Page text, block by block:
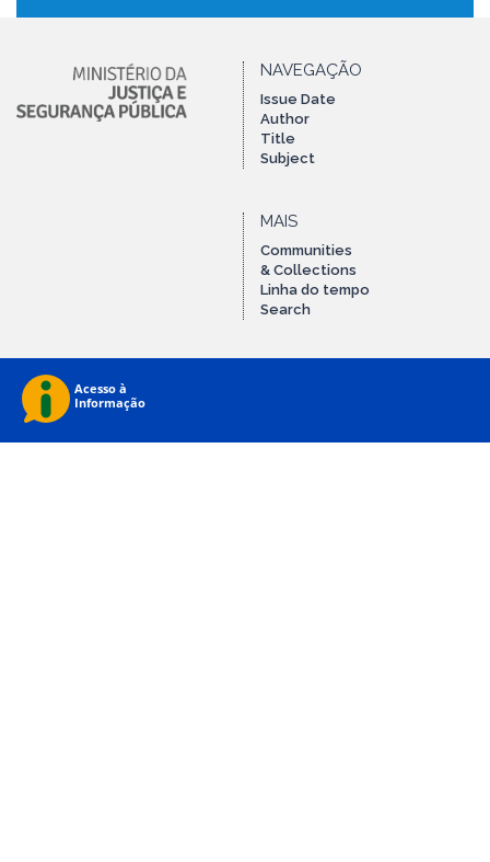
NAVEGAÇÃO
Issue Date
Author
Title
Subject
MAIS
Communities
& Collections
Linha do tempo
Search